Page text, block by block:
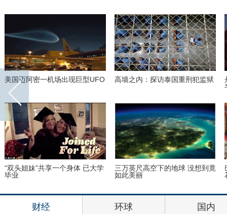
美国迈阿密一机场出现巨型UFO 高墙之内：探访泰国重刑犯监狱
“双头姐妹”共享一个身体 已大学
毕业
三万英尺高空下的地球 没想到竟
如此美丽
财经 环球 国内